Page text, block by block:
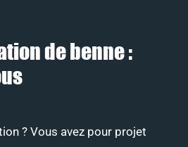
de benne :
? Vous avez pour projet